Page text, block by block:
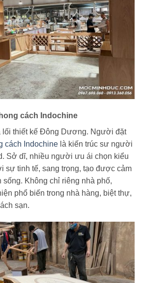
cách Indochine
thiết kế Đông Dương. Người đặt
cách Indochine là kiến trúc sư người
Sở dĩ, nhiều người ưu ái chọn kiểu
sự tinh tế, sang trọng, tạo được cảm
Không chỉ riêng nhà phố,
phổ biến trong nhà hàng, biệt thự,
sạn.